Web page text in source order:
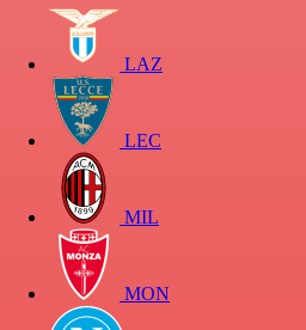
LAZ
LEC
MIL
MON